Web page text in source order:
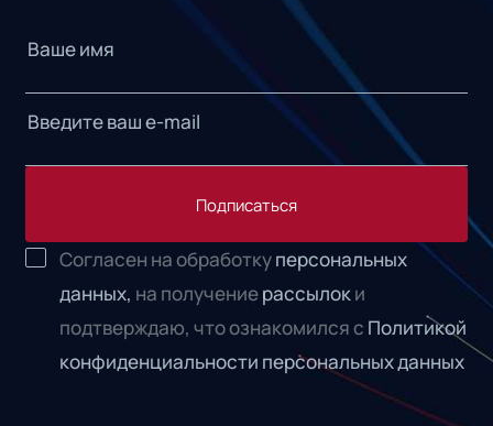
Подписаться
Согласен на обработкуперсональных
данных, на получениерассылоки
подтверждаю, что ознакомился с Политикой
конфиденциальности персональных данных